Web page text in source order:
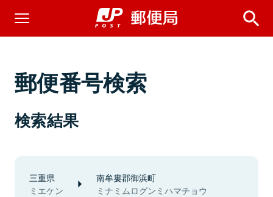
郵便番号検索
検索結果
三重県
ミエケン
南牟婁郡御浜町
ミナミムログンミハマチョウ